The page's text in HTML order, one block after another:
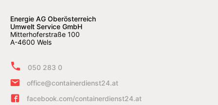
Energie AG Oberösterreich
Umwelt Service GmbH
Mitterhoferstraße 100
A-4600 Wels
050 283 0
office@containerdienst24.at
facebook.com/containerdienst24.at